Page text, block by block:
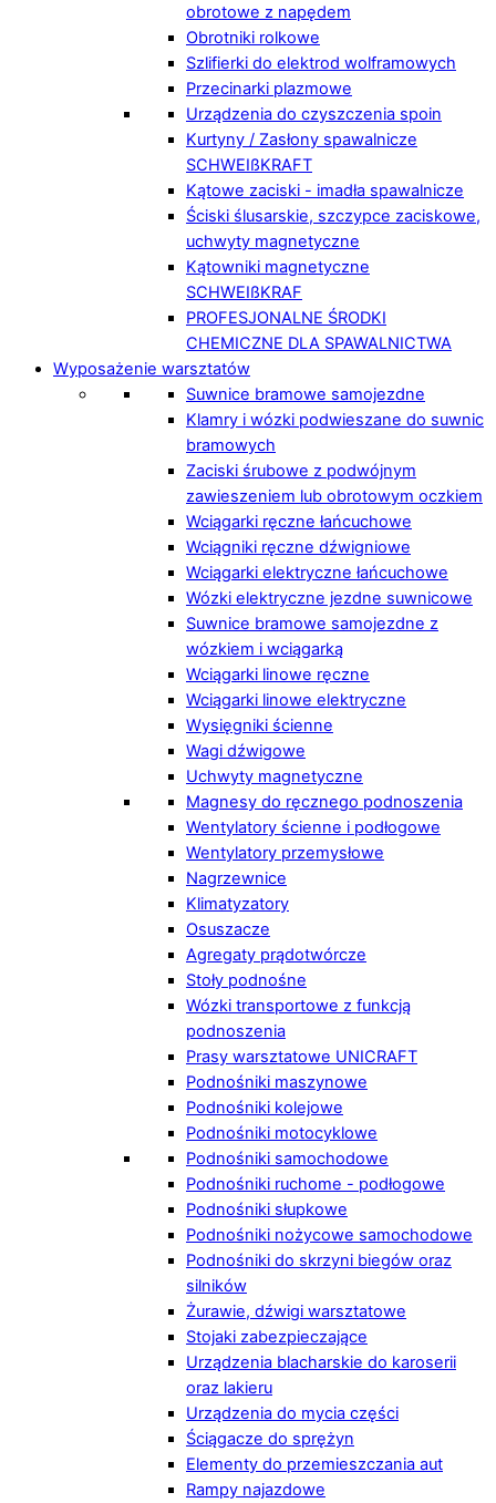
obrotowe z napędem
Obrotniki rolkowe
Szlifierki do elektrod wolframowych
Przecinarki plazmowe
Urządzenia do czyszczenia spoin
Kurtyny / Zasłony spawalnicze
SCHWEIßKRAFT
Kątowe zaciski - imadła spawalnicze
Ściski ślusarskie, szczypce zaciskowe,
uchwyty magnetyczne
Kątowniki magnetyczne
SCHWEIßKRAF
PROFESJONALNE ŚRODKI
CHEMICZNE DLA SPAWALNICTWA
Wyposażenie warsztatów
Suwnice bramowe samojezdne
Klamry i wózki podwieszane do suwnic
bramowych
Zaciski śrubowe z podwójnym
zawieszeniem lub obrotowym oczkiem
Wciągarki ręczne łańcuchowe
Wciągniki ręczne dźwigniowe
Wciągarki elektryczne łańcuchowe
Wózki elektryczne jezdne suwnicowe
Suwnice bramowe samojezdne z
wózkiem i wciągarką
Wciągarki linowe ręczne
Wciągarki linowe elektryczne
Wysięgniki ścienne
Wagi dźwigowe
Uchwyty magnetyczne
Magnesy do ręcznego podnoszenia
Wentylatory ścienne i podłogowe
Wentylatory przemysłowe
Nagrzewnice
Klimatyzatory
Osuszacze
Agregaty prądotwórcze
Stoły podnośne
Wózki transportowe z funkcją
podnoszenia
Prasy warsztatowe UNICRAFT
Podnośniki maszynowe
Podnośniki kolejowe
Podnośniki motocyklowe
Podnośniki samochodowe
Podnośniki ruchome - podłogowe
Podnośniki słupkowe
Podnośniki nożycowe samochodowe
Podnośniki do skrzyni biegów oraz
silników
Żurawie, dźwigi warsztatowe
Stojaki zabezpieczające
Urządzenia blacharskie do karoserii
oraz lakieru
Urządzenia do mycia części
Ściągacze do sprężyn
Elementy do przemieszczania aut
Rampy najazdowe